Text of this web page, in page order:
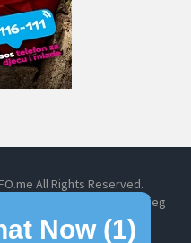
All Rights Reserved.
Umrežavanjem do boljeg
unija, posredstvom
Gori.
Now (1)